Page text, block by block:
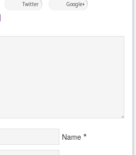
Twitter Google+
Name *